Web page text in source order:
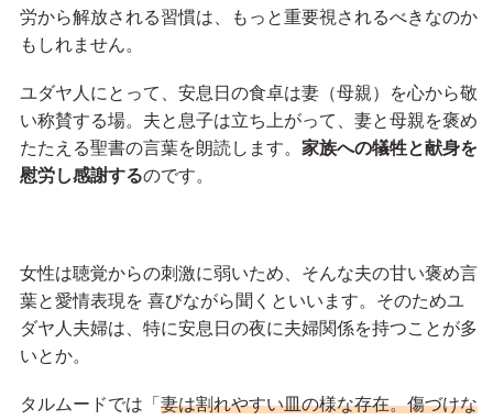
労から解放される習慣は、もっと重要視されるべきなのか
もしれません。
ユダヤ人にとって、安息日の食卓は妻（母親）を心から敬
い称賛する場。夫と息子は立ち上がって、妻と母親を褒め
たたえる聖書の言葉を朗読します。 家族への犠牲と献身を
慰労し感謝するのです。
女性は聴覚からの刺激に弱いため、そんな夫の甘い褒め言
葉と愛情表現を 喜びながら聞くといいます。そのためユ
ダヤ人夫婦は、特に安息日の夜に夫婦関係を持つことが多
いとか。
タルムードでは「 妻は割れやすい皿の様な存在。傷づけな